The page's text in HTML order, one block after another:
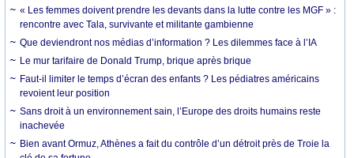
« Les femmes doivent prendre les devants dans la lutte contre les MGF » :
rencontre avec Tala, survivante et militante gambienne
Que deviendront nos médias d’information ? Les dilemmes face à l’IA
Le mur tarifaire de Donald Trump, brique après brique
Faut-il limiter le temps d’écran des enfants ? Les pédiatres américains
revoient leur position
Sans droit à un environnement sain, l’Europe des droits humains reste
inachevée
Bien avant Ormuz, Athènes a fait du contrôle d’un détroit près de Troie la